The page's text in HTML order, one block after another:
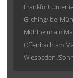
Frankfurt
Gilching/ bei
Mühlheim am
Offenbach am
Wiesbaden /